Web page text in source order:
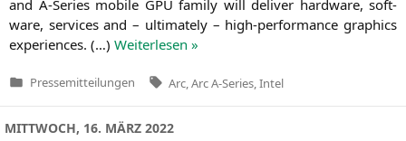
and A‑Series mobi­le GPU fami­ly will deli­ver hard­ware, soft­
ware, ser­vices and – ulti­m­ate­ly – high-per­for­mance gra­phics
expe­ri­en­ces. (…) Wei­ter­le­sen »
Veröffentlicht
Pressemitteilungen Tags:
Arc Arc A-Series Intel
MITTWOCH, 16. MÄRZ 2022